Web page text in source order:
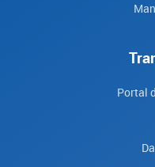
Portal